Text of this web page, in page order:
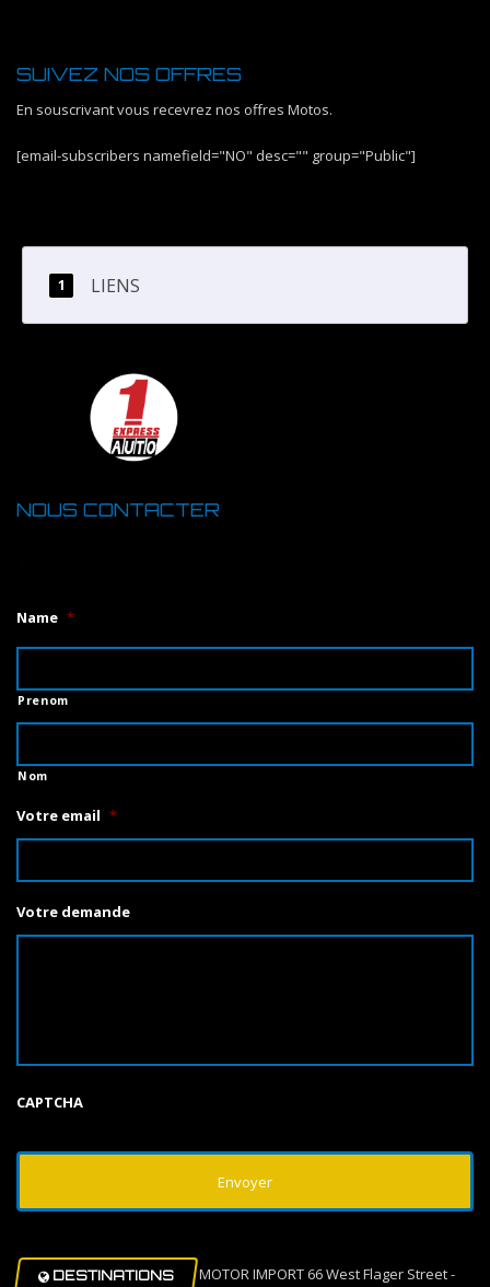
SUIVEZ NOS OFFRES
En souscrivant vous recevrez nos offres Motos.
[email-subscribers namefield="NO" desc="" group="Public"]
LIENS
NOUS CONTACTER
Name *
Prenom
Nom
Votre email *
Votre demande
CAPTCHA
DESTINATIONS MOTOR IMPORT 66 West Flager Street -